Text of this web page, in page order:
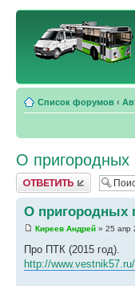
Список форумов ‹
О пригородных
Ответить
О пригородных
Киреев Андрей » 25 апр
Про ПТК (2015 год).
http://